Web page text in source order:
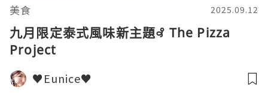
美食 2025.09.12
九月限定泰式風味新主題꘩ The Pizza
Project
♥Eunice♥